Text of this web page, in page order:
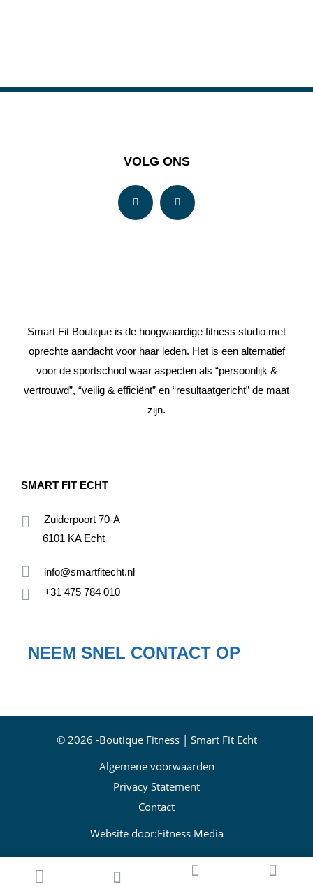
VOLG ONS
Smart Fit Boutique is de hoogwaardige fitness studio met
oprechte aandacht voor haar leden. Het is een alternatief
voor de sportschool waar aspecten als “persoonlijk &
vertrouwd”, “veilig & efficiënt” en “resultaatgericht” de maat
zijn.
SMART FIT ECHT
Zuiderpoort 70-A
6101 KA Echt
info@smartfitecht.nl
+31 475 784 010
NEEM SNEL CONTACT OP
© 2026 -Boutique Fitness | Smart Fit Echt
Algemene voorwaarden
Privacy Statement
Contact
Website door:Fitness Media